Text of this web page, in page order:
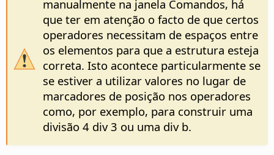
manualmente na janela Comandos, há
que ter em atenção o facto de que certos
operadores necessitam de espaços entre
os elementos para que a estrutura esteja
correta. Isto acontece particularmente se
se estiver a utilizar valores no lugar de
marcadores de posição nos operadores
como, por exemplo, para construir uma
divisão 4 div 3 ou uma div b.